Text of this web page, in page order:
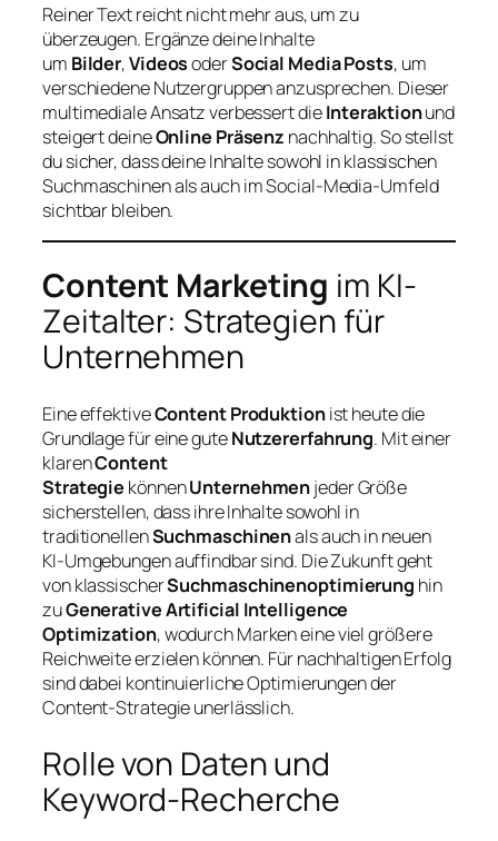
Reiner Text reicht nicht mehr aus, um zu
überzeugen. Ergänze deine Inhalte
um Bilder,VideosoderSocial Media Posts, um
verschiedene Nutzergruppen anzusprechen. Dieser
multimediale Ansatz verbessert dieInteraktionund
steigert deineOnline Präsenz nachhaltig. So stellst
du sicher, dass deine Inhalte sowohl in klassischen
Suchmaschinen als auch im Social-Media-Umfeld
sichtbar bleiben.
Content Marketing im KI-
Zeitalter: Strategien für
Unternehmen
Eine effektiveContent Produktionist heute die
Grundlage für eine guteNutzererfahrung. Mit einer
klarenContent
Strategie könnenUnternehmenjeder Größe
sicherstellen, dass ihre Inhalte sowohl in
traditionellenSuchmaschinenals auch in neuen
KI-Umgebungen auffindbar sind. Die Zukunft geht
von klassischerSuchmaschinenoptimierung hin
zuGenerative Artificial Intelligence
Optimization, wodurch Marken eine viel größere
Reichweite erzielen können. Für nachhaltigen Erfolg
sind dabei kontinuierliche Optimierungen der
Content-Strategie unerlässlich.
Rolle von Daten und
Keyword-Recherche